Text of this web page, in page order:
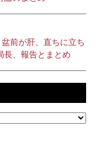
前が肝、直ちに立ち
長、報告とまとめ